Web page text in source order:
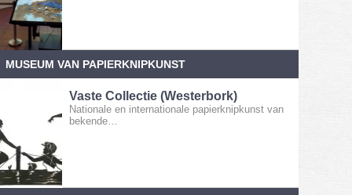
MUSEUM VAN PAPIERKNIPKUNST
Vaste Collectie (Westerbork)
Nationale en internationale papierknipkunst van
bekende…